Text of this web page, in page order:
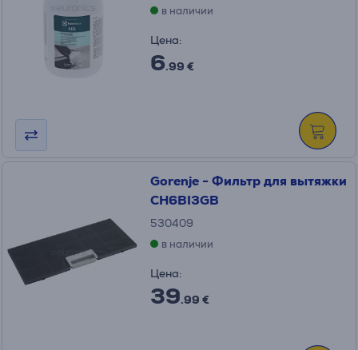
в наличии
Цена:
6.99 €
Gorenje - Фильтр для вытяжки
CH6BI3GB
530409
в наличии
Цена:
39.99 €